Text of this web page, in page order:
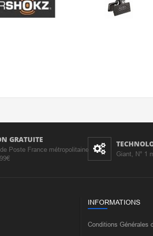
GRATUITE
Poste France métropolitaine
Giant, N° 1
INFORMATIONS
Conditions Générales